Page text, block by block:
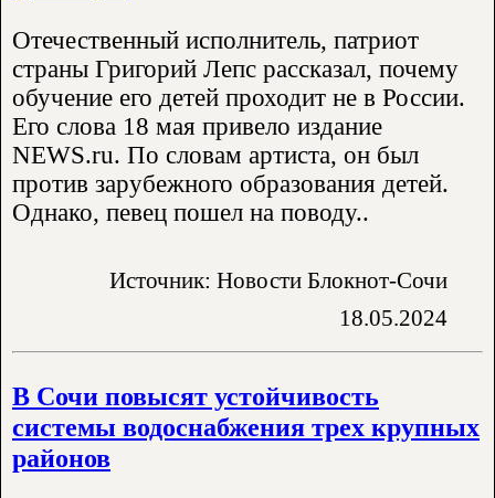
Отечественный исполнитель, патриот
страны Григорий Лепс рассказал, почему
обучение его детей проходит не в России.
Его слова 18 мая привело издание
NEWS.ru. По словам артиста, он был
против зарубежного образования детей.
Однако, певец пошел на поводу..
Источник: Новости Блокнот-Сочи
18.05.2024
В Сочи повысят устойчивость
системы водоснабжения трех крупных
районов